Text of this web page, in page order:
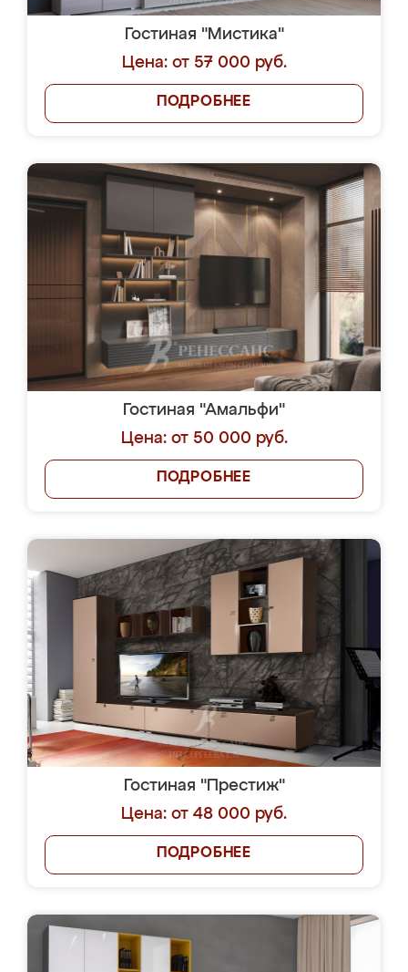
Гостиная "Мистика"
Цена: от 57 000 руб.
ПОДРОБНЕЕ
Гостиная "Амальфи"
Цена: от 50 000 руб.
ПОДРОБНЕЕ
Гостиная "Престиж"
Цена: от 48 000 руб.
ПОДРОБНЕЕ